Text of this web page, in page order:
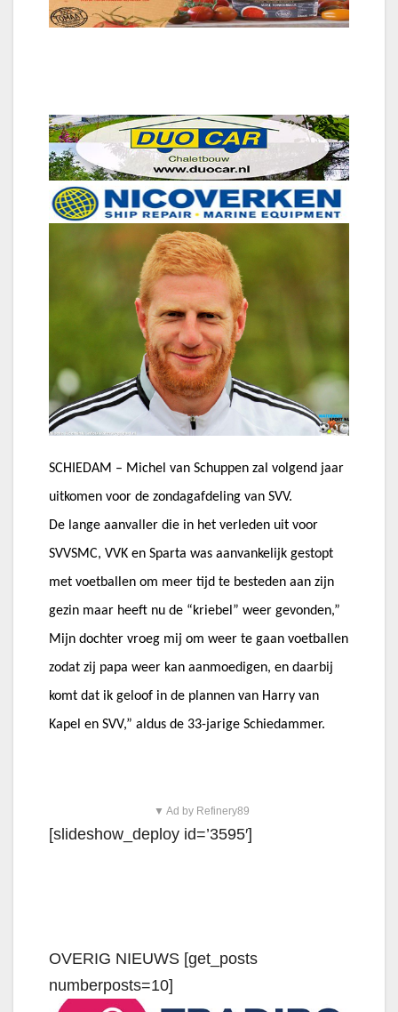
SCHIEDAM – Michel van Schuppen zal volgend jaar
uitkomen voor de zondagafdeling van SVV.
De lange aanvaller die in het verleden uit voor
SVVSMC, VVK en Sparta was aanvankelijk gestopt
met voetballen om meer tijd te besteden aan zijn
gezin maar heeft nu de “kriebel” weer gevonden,”
Mijn dochter vroeg mij om weer te gaan voetballen
zodat zij papa weer kan aanmoedigen, en daarbij
komt dat ik geloof in de plannen van Harry van
Kapel en SVV,” aldus de 33-jarige Schiedammer.
▼ Ad by Refinery89
[slideshow_deploy id=’3595′]
OVERIG NIEUWS [get_posts
numberposts=10]